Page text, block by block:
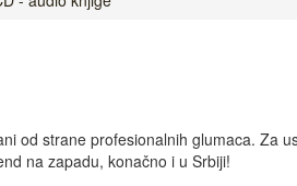
od strane profesionalnih glumaca. Za
na zapadu, konačno i u Srbiji!